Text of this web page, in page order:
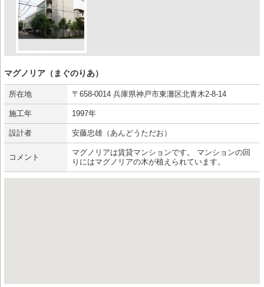
マグノリア（まぐのりあ）
所在地 〒658-0014 兵庫県神戸市東灘区北青木2-8-14
施工年 1997年
設計者 安藤忠雄（あんどうただお）
コメント
マグノリアは賃貸マンションです。 マンションの回
りにはマグノリアの木が植えられています。